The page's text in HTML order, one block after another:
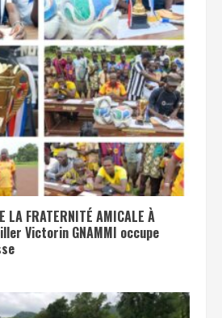
LA FRATERNITÉ AMICALE À
Victorin GNAMMI occupe